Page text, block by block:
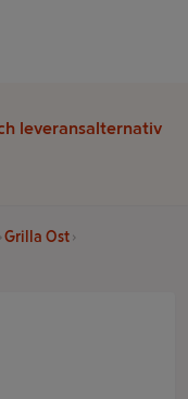
leveransalternativ
Grilla Ost